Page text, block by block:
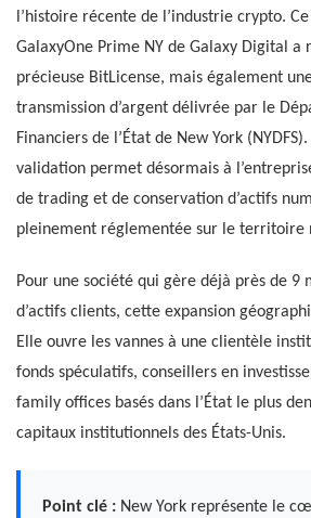
l’histoire récente de l’industrie crypto.
GalaxyOne Prime NY de Galaxy Digital a
précieuse BitLicense, mais également
transmission d’argent délivrée par le
Financiers de l’État de New York
validation permet désormais à
de trading et de conservation d’actifs
pleinement réglementée sur le territoire
Pour une société qui gère déjà près de 9
d’actifs clients, cette expansion
Elle ouvre les vannes à une clientèle
fonds spéculatifs, conseillers en
family offices basés dans l’État le plus
capitaux institutionnels des États-Unis.
Point clé : New York représente le